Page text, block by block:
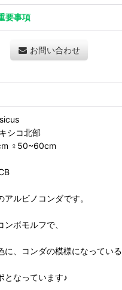
要事項
お問い合わせ
シコ北部
♀50~60cm
ルビノコンダです。
ボモルフで、
に、コンダの模様になっている
となっています♪